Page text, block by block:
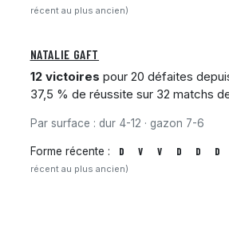
récent au plus ancien)
NATALIE GAFT
12 victoires pour 20 défaites
37,5 % de réussite sur 32 matchs
Par surface : dur 4-12 · gazon 7-6
Forme récente : D V V D D D
récent au plus ancien)